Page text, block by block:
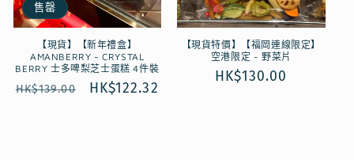
售罄
【現貨】【新年禮盒】
AMANBERRY - CRYSTAL
BERRY 士多啤梨芝士蛋糕 4件裝
定
HK$139.00
售
HK$122.32
【現貨特價】【福岡連線限定】
空港限定 - 野菜片
定
HK$130.00